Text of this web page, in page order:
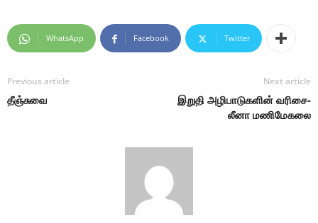
WhatsApp Facebook Twitter
Previous article
தீஞ்சுவை
Next article
இறுதி அழிபாடுகளின் வரிசை-
லீனா மணிமேகலை